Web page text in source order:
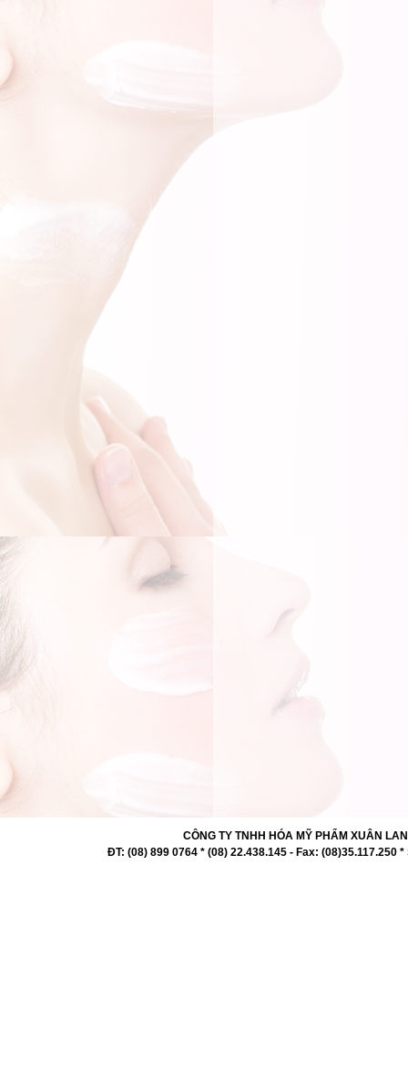
CÔNG TY TNHH HÓA MỸ PHẨM XUÂN
ĐT: (08) 899 0764 * (08) 22.438.145 - Fax: